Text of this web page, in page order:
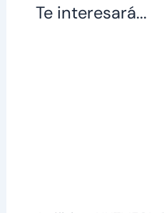
Te interesará...